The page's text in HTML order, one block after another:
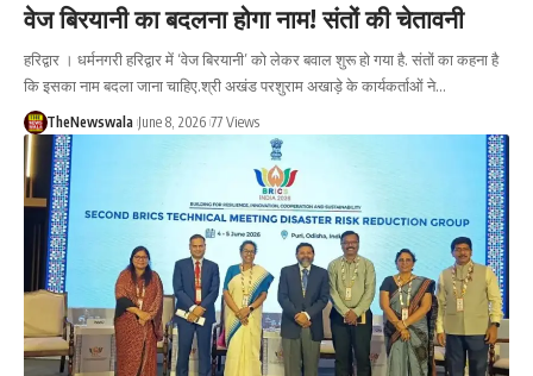
वेज बिरयानी का बदलना होगा नाम! संतों की चेतावनी
हरिद्वार । धर्मनगरी हरिद्वार में ‘वेज बिरयानी’ को लेकर बवाल शुरू हो गया है. संतों का कहना है
कि इसका नाम बदला जाना चाहिए.श्री अखंड परशुराम अखाड़े के कार्यकर्ताओं ने…
TheNewswala June 8, 2026 77 Views